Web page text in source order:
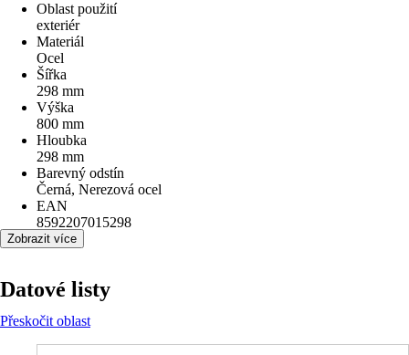
Oblast použití
exteriér
Materiál
Ocel
Šířka
298 mm
Výška
800 mm
Hloubka
298 mm
Barevný odstín
Černá, Nerezová ocel
EAN
8592207015298
Zobrazit více
Datové listy
Přeskočit oblast